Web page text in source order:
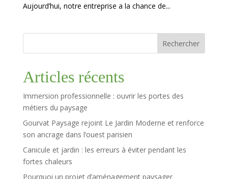
Aujourd’hui, notre entreprise a la chance de...
Rechercher
Articles récents
Immersion professionnelle : ouvrir les portes des
métiers du paysage
Gourvat Paysage rejoint Le Jardin Moderne et renforce
son ancrage dans l’ouest parisien
Canicule et jardin : les erreurs à éviter pendant les
fortes chaleurs
Pourquoi un projet d’aménagement paysager